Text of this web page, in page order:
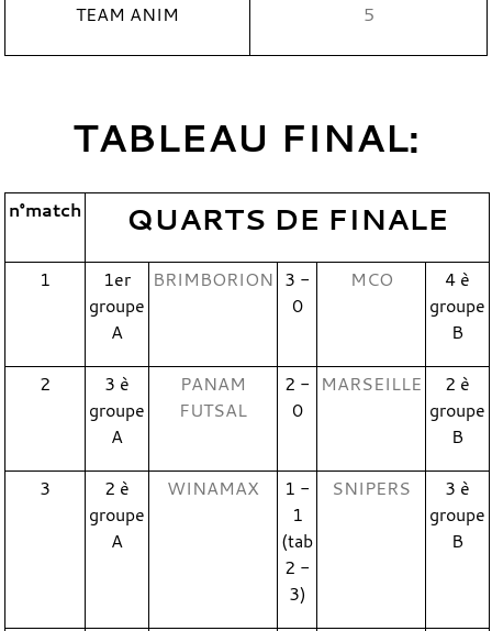
TEAM ANIM 5
TABLEAU FINAL:
n°match QUARTS DE FINALE
1
1er
groupe
A
BRIMBORION 3 -
0
MCO
4 è
groupe
B
2
3 è
groupe
A
PANAM
FUTSAL
2 -
0
MARSEILLE
2 è
groupe
B
3
2 è
groupe
A
WINAMAX
1 -
1
(tab
2 -
3)
SNIPERS
3 è
groupe
B